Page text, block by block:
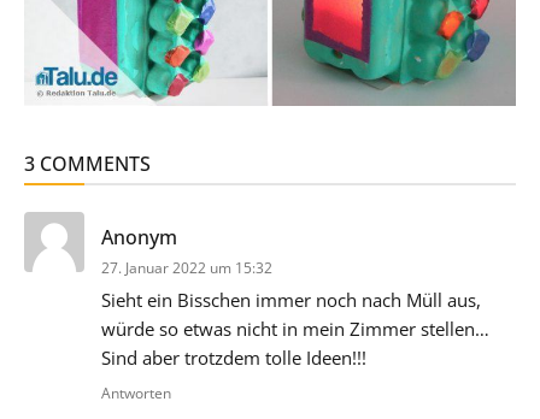
3 COMMENTS
Anonym
27. Januar 2022 um 15:32
Sieht ein Bisschen immer noch nach Müll aus,
würde so etwas nicht in mein Zimmer stellen…
Sind aber trotzdem tolle Ideen!!!
Antworten